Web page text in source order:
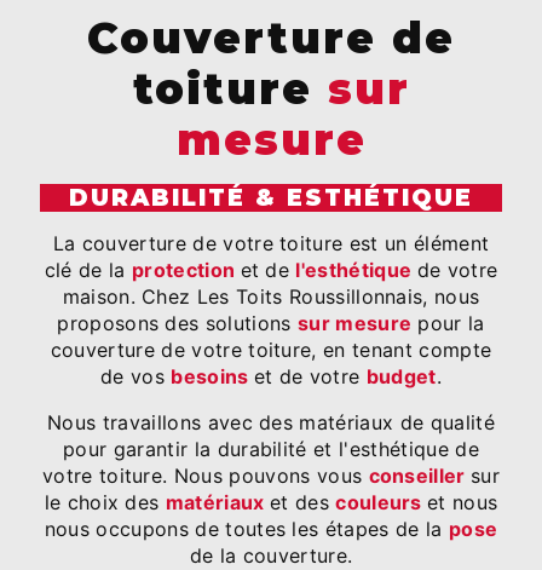
Couverture de
toiture sur
mesure
DURABILITÉ & ESTHÉTIQUE
La couverture de votre toiture est un élément
clé de la protection et de l'esthétique de votre
maison. Chez Les Toits Roussillonnais, nous
proposons des solutions sur mesure pour la
couverture de votre toiture, en tenant compte
de vos besoins et de votre budget.
Nous travaillons avec des matériaux de qualité
pour garantir la durabilité et l'esthétique de
votre toiture. Nous pouvons vous conseiller sur
le choix des matériaux et descouleurset nous
nous occupons de toutes les étapes de la pose
de la couverture.